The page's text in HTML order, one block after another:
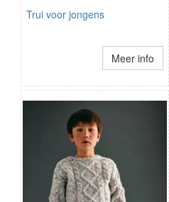
Trui voor jongens
Meer info